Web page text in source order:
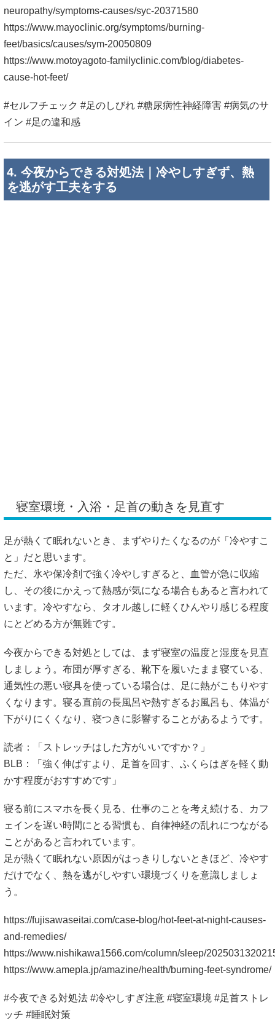
neuropathy/symptoms-causes/syc-20371580
https://www.mayoclinic.org/symptoms/burning-
feet/basics/causes/sym-20050809
https://www.motoyagoto-familyclinic.com/blog/diabetes-
cause-hot-feet/
#セルフチェック #足のしびれ #糖尿病性神経障害 #病気のサ
イン #足の違和感
4. 今夜からできる対処法｜冷やしすぎず、熱
を逃がす工夫をする
寝室環境・入浴・足首の動きを見直す
足が熱くて眠れないとき、まずやりたくなるのが「冷やすこ
と」だと思います。
ただ、氷や保冷剤で強く冷やしすぎると、血管が急に収縮
し、その後にかえって熱感が気になる場合もあると言われて
います。冷やすなら、タオル越しに軽くひんやり感じる程度
にとどめる方が無難です。
今夜からできる対処としては、まず寝室の温度と湿度を見直
しましょう。布団が厚すぎる、靴下を履いたまま寝ている、
通気性の悪い寝具を使っている場合は、足に熱がこもりやす
くなります。寝る直前の長風呂や熱すぎるお風呂も、体温が
下がりにくくなり、寝つきに影響することがあるようです。
読者：「ストレッチはした方がいいですか？」
BLB：「強く伸ばすより、足首を回す、ふくらはぎを軽く動
かす程度がおすすめです」
寝る前にスマホを長く見る、仕事のことを考え続ける、カフ
ェインを遅い時間にとる習慣も、自律神経の乱れにつながる
ことがあると言われています。
足が熱くて眠れない原因がはっきりしないときほど、冷やす
だけでなく、熱を逃がしやすい環境づくりを意識しましょ
う。
https://fujisawaseitai.com/case-blog/hot-feet-at-night-causes-
and-remedies/
https://www.nishikawa1566.com/column/sleep/
https://www.amepla.jp/amazine/health/burning-feet-syndrome/
#今夜できる対処法 #冷やしすぎ注意 #寝室環境 #足首ストレ
ッチ #睡眠対策